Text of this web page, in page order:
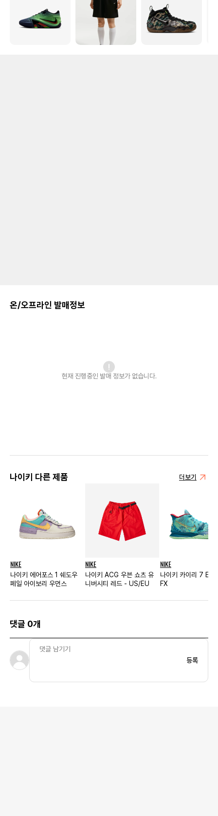
온/오프라인 발매정보
현재 진행중인 발매 정보가 없습니다.
나이키 다른 제품 더보기
NIKE
나이키 에어포스 1 쉐도우
페일 아이보리 우먼스
NIKE
나이키 ACG 우븐 쇼츠 유
니버시티 레드 - US/EU
NIKE
나이키 카이리 7 EP
FX
댓글 0개
등록